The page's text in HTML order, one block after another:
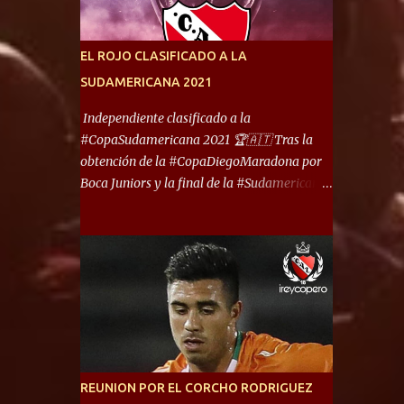
ello son protagonistas de un clásico de los
transitó por la primera división del fútbol
local durante muchos años. Dock Sud es otro
de los que comparten esas tierras, aunque el
foco de atención es la convivencia
Independiente - Racing. “No encuentro, más
reúna tantos logros deportivos, tantos
clubes y tanta gente en este deporte”,
afirmó Facundo Moyano. “Creo que
EL ROJO CLASIFICADO A LA
SUDAMERICANA 2021
Independiente clasificado a la
#CopaSudamericana 2021 🏆🇦🇹 Tras la
obtención de la #CopaDiegoMaradona por
Boca Juniors y la final de la #Sudamericana
Defensa y Justicia o Lanús, dadas estás dos
condiciones el Rey de Copas se clasifica a la
Copa Sudamericana de este 2021. En este
año, la Sudamericana sufrirá modificaciones
en su formato, que iniciará en fase de grupos
con 6 partidos, de los cuales sólo los
primeros de cada grupo jugarán los 8vos.
REUNION POR EL CORCHO RODRIGUEZ